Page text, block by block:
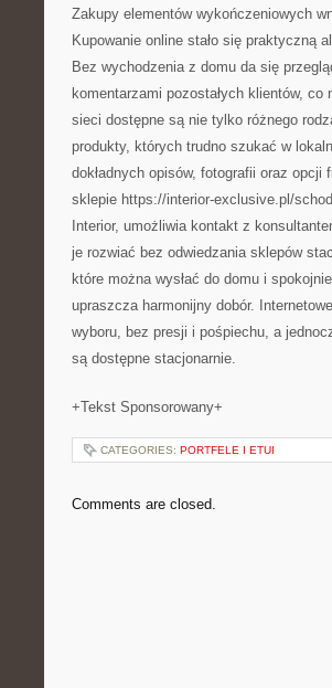
Zakupy elementów wykończeniowych
Kupowanie online stało się praktyczną
Bez wychodzenia z domu da się
komentarzami pozostałych klientów,
sieci dostępne są nie tylko różnego
produkty, których trudno szukać w
dokładnych opisów, fotografii oraz
sklepie https://interior-exclusive.pl/
Interior, umożliwia kontakt z
je rozwiać bez odwiedzania sklepów
które można wysłać do domu i
upraszcza harmonijny dobór.
wyboru, bez presji i pośpiechu, a
są dostępne stacjonarnie.
+Tekst Sponsorowany+
CATEGORIES: PORTFELE I ETUI
Comments are closed.